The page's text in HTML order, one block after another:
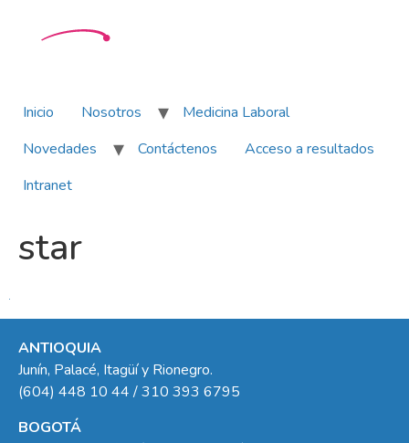
Inicio Nosotros
Medicina Laboral
Novedades
Contáctenos
Acceso a resultados
Intranet
star
ANTIOQUIA
Junín, Palacé, Itagüí y Rionegro.
(604) 448 10 44 / 310 393 6795
BOGOTÁ